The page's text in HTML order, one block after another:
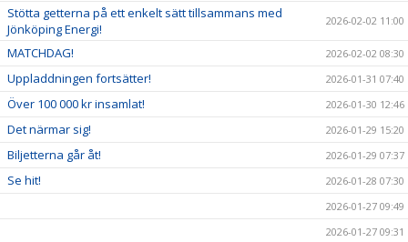
Stötta getterna på ett enkelt sätt tillsammans med
Jönköping Energi!
2026-02-02 11:00
MATCHDAG! 2026-02-02 08:30
Uppladdningen fortsätter! 2026-01-31 07:40
Över 100 000 kr insamlat! 2026-01-30 12:46
Det närmar sig! 2026-01-29 15:20
Biljetterna går åt! 2026-01-29 07:37
Se hit!
2026-01-28 07:30
2026-01-27 09:49
2026-01-27 09:31